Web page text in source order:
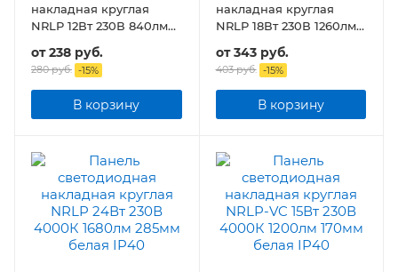
накладная круглая
NRLP 12Вт 230В 840лм
от238 руб.
280 руб. -15%
В корзину
накладная круглая
NRLP 18Вт 230В 1260лм
от343 руб.
403 руб. -15%
В корзину